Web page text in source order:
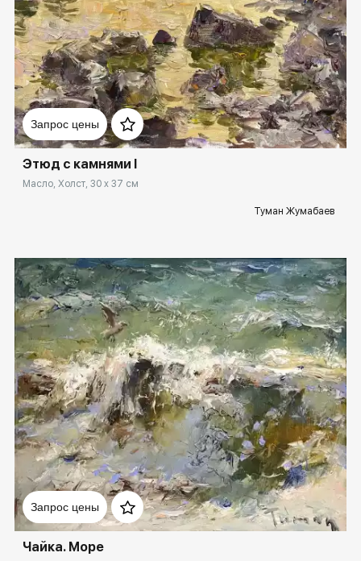
Запрос цены
Домен: rakovgallery.ru
Этюд с камнями I
Масло, Холст, 30 x 37 см
Туман Жумабаев
Запрос цены
Домен: rakovgallery.ru
Чайка. Море